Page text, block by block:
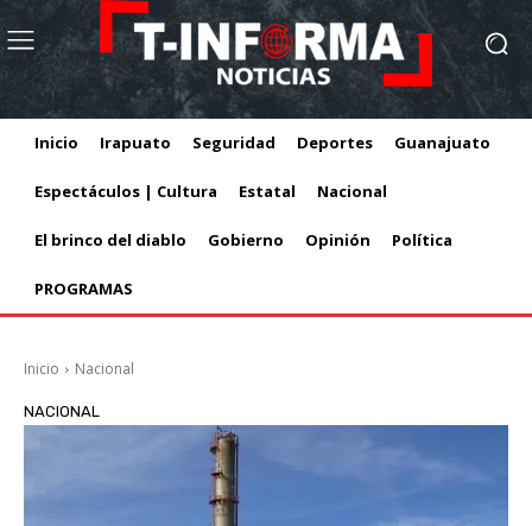
Inicio Irapuato Seguridad Deportes Guanajuato
Espectáculos | Cultura Estatal Nacional
El brinco del diablo Gobierno Opinión Política
PROGRAMAS
Inicio Nacional
NACIONAL